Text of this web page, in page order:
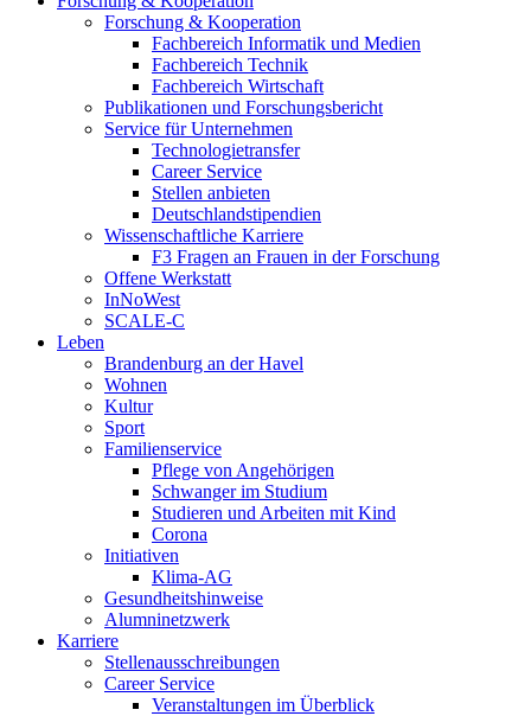
Forschung & Kooperation
Fachbereich Informatik und Medien
Fachbereich Technik
Fachbereich Wirtschaft
Publikationen und Forschungsbericht
Service für Unternehmen
Technologietransfer
Career Service
Stellen anbieten
Deutschlandstipendien
Wissenschaftliche Karriere
F3 Fragen an Frauen in der Forschung
Offene Werkstatt
InNoWest
SCALE-C
Leben
Brandenburg an der Havel
Wohnen
Kultur
Sport
Familienservice
Pflege von Angehörigen
Schwanger im Studium
Studieren und Arbeiten mit Kind
Corona
Initiativen
Klima-AG
Gesundheitshinweise
Alumninetzwerk
Karriere
Stellenausschreibungen
Career Service
Veranstaltungen im Überblick